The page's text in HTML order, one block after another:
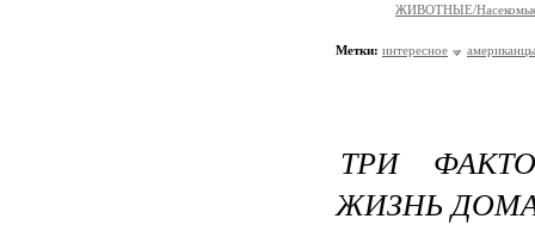
ЖИВОТНЫЕ/
Метки: интересное американцы
ТРИ
ЖИЗНЬ